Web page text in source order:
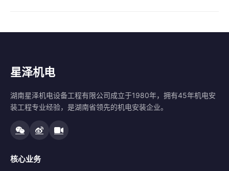
星泽机电
湖南星泽机电设备工程有限公司成立于1980年，拥有45年机电安
装工程专业经验，是湖南省领先的机电安装企业。
核心业务